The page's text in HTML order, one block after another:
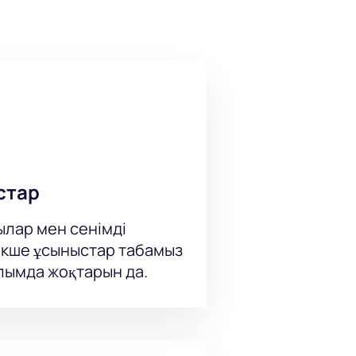
- сахнаға жақын және алыс
тапсырыс бере аласыз:
телефон
мен сенімді
ұсыныстар табамыз
жоқтарын да.